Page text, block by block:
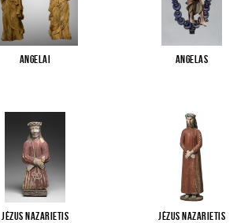
Angelai Angelas
Jėzus Nazarietis Jėzus Nazarietis